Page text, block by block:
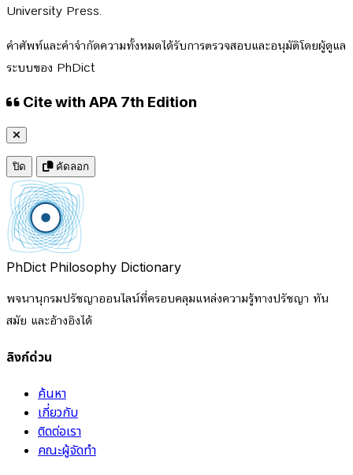
University Press.
คำศัพท์และคำจำกัดความทั้งหมดได้รับการตรวจสอบและอนุมัติโดยผู้ดูแล
ระบบของ PhDict
Cite with APA 7th Edition
ปิด คัดลอก
PhDict Philosophy Dictionary
พจนานุกรมปรัชญาออนไลน์ที่ครอบคลุมแหล่งความรู้ทางปรัชญา ทัน
สมัย และอ้างอิงได้
ลิงก์ด่วน
ค้นหา
เกี่ยวกับ
ติดต่อเรา
คณะผู้จัดทำ